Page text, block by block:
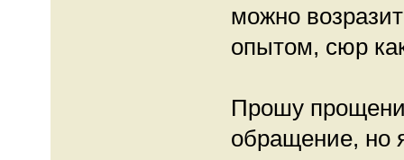
можно
опытом, сюр
Прошу
обращение, но